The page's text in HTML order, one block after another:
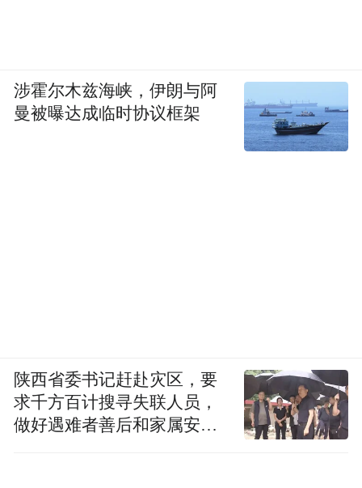
涉霍尔木兹海峡，伊朗与阿
曼被曝达成临时协议框架
陕西省委书记赶赴灾区，要
求千方百计搜寻失联人员，
做好遇难者善后和家属安抚